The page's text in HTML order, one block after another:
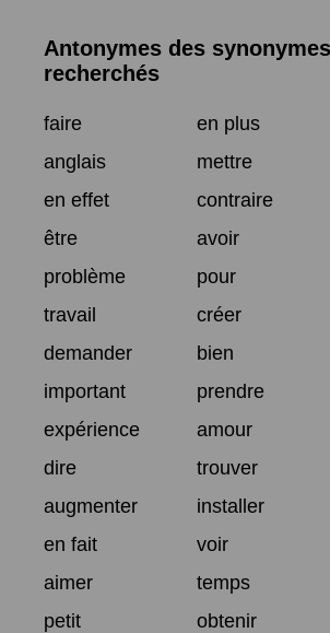
Antonymes des
recherchés
faire
en plus
anglais
mettre
en effet
contraire
être
avoir
problème
pour
travail
créer
demander
bien
important
prendre
expérience
amour
dire
trouver
augmenter
installer
en fait
voir
aimer
temps
petit
obtenir